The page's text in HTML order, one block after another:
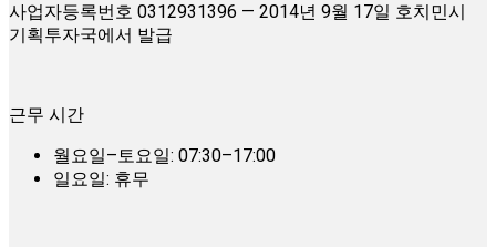
사업자등록번호 0312931396 — 2014년 9월 17일 호치민시
기획투자국에서 발급
근무 시간
월요일–토요일: 07:30–17:00
일요일: 휴무